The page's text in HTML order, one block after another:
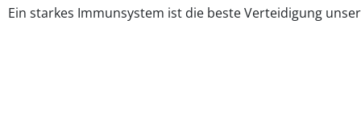
Ein starkes Immunsystem ist die beste Verteidigung